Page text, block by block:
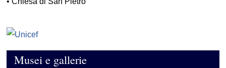
Musei e gallerie